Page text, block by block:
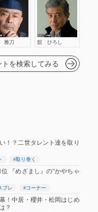
雅刀 舘 ひろし
を検索してみる
！？二世タレント達を取り
#取り巻く
『めざまし』の“かやちゃ
プレ #コーナー
！中居・櫻井・松岡はじめ
？